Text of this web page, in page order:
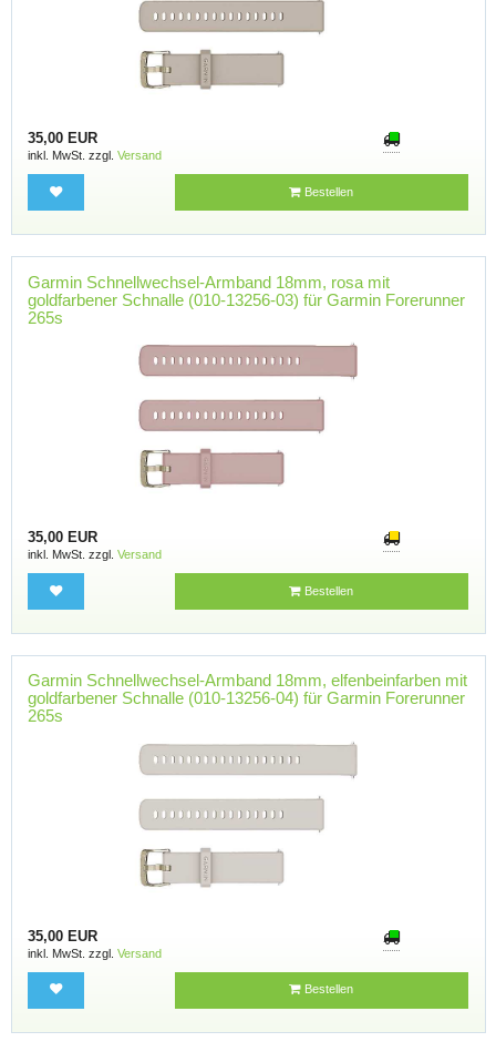
35,00 EUR
inkl. MwSt. zzgl. Versand
Bestellen
Garmin Schnellwechsel-Armband 18mm, rosa mit
goldfarbener Schnalle (010-13256-03) für Garmin Forerunner
265s
35,00 EUR
inkl. MwSt. zzgl. Versand
Bestellen
Garmin Schnellwechsel-Armband 18mm, elfenbeinfarben mit
goldfarbener Schnalle (010-13256-04) für Garmin Forerunner
265s
35,00 EUR
inkl. MwSt. zzgl. Versand
Bestellen